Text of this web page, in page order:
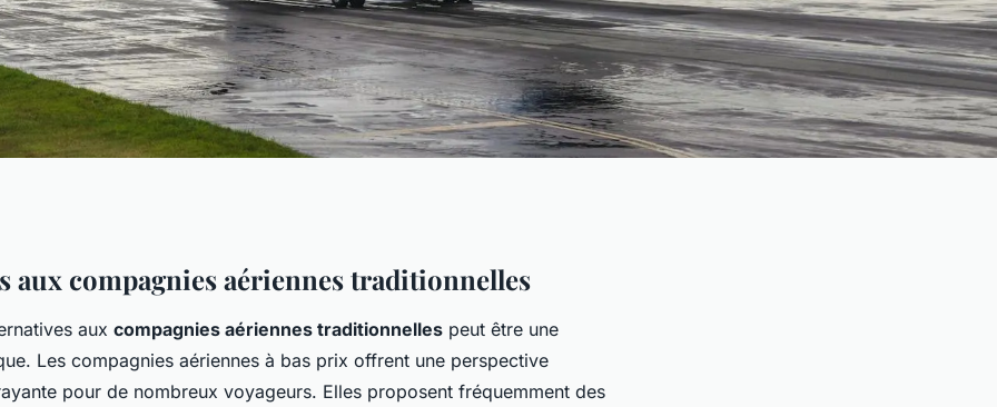
: quelles sont les
aux compagnies aériennes traditionnelles
aux compagnies aériennes traditionnelles peut être une
Les compagnies aériennes à bas prix offrent une perspective
pour de nombreux voyageurs. Elles proposent fréquemment des